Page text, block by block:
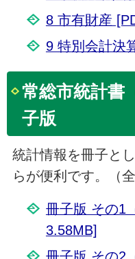
8 市有財産
9 特別会計決
常総市統計書
子版
統計情報を冊子と
らが便利です。（
冊子版 その1
3.58MB]